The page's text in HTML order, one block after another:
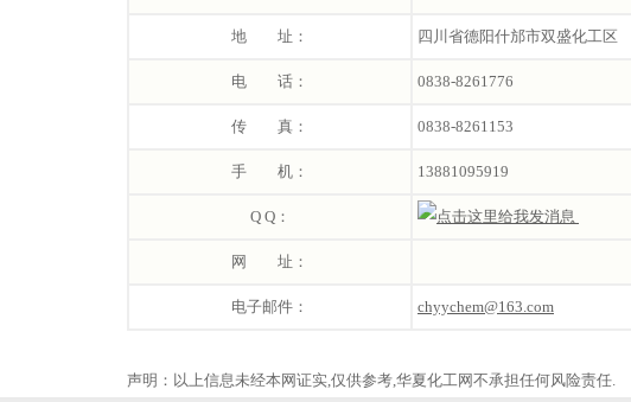
地 址： 四川省德阳什邡市双盛化工区
电 话： 0838-8261776
传 真： 0838-8261153
手 机： 13881095919
Q Q：
网 址：
电子邮件： chyychem@163.com
声明：以上信息未经本网证实,仅供参考,华夏化工网不承担任何风险责任.